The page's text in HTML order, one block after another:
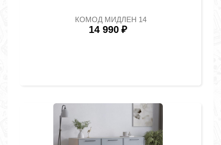
КОМОД МИДЛЕН 14
14 990 ₽